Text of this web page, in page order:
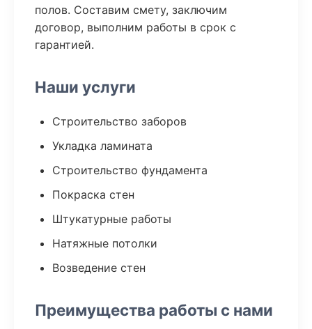
полов. Составим смету, заключим
договор, выполним работы в срок с
гарантией.
Наши услуги
Строительство заборов
Укладка ламината
Строительство фундамента
Покраска стен
Штукатурные работы
Натяжные потолки
Возведение стен
Преимущества работы с нами